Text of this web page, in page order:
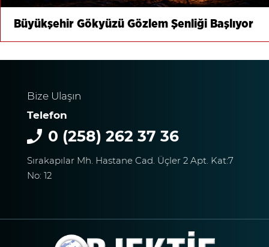
Büyükşehir Gökyüzü Gözlem Şenliği Başlıyor
Bize Ulaşın
Telefon
0 (258) 262 37 36
Sırakapılar Mh. Hastane Cad. Üçler 2 Apt. Kat:7
No: 12